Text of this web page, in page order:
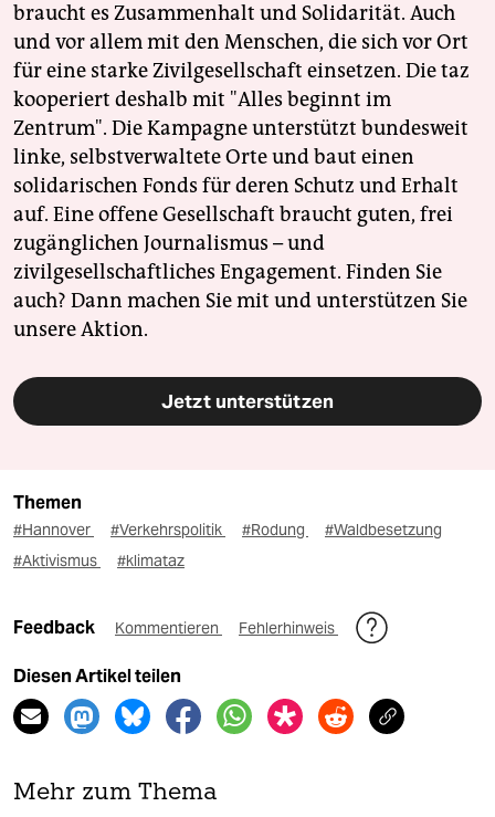
braucht es Zusammenhalt und Solidarität. Auch
und vor allem mit den Menschen, die sich vor Ort
für eine starke Zivilgesellschaft einsetzen. Die taz
kooperiert deshalb mit "Alles beginnt im
Zentrum". Die Kampagne unterstützt bundesweit
linke, selbstverwaltete Orte und baut einen
solidarischen Fonds für deren Schutz und Erhalt
auf. Eine offene Gesellschaft braucht guten, frei
zugänglichen Journalismus – und
zivilgesellschaftliches Engagement. Finden Sie
auch? Dann machen Sie mit und unterstützen Sie
unsere Aktion.
Jetzt unterstützen
Themen
#Hannover #Verkehrspolitik #Rodung
#Waldbesetzung
#Aktivismus
#klimataz
Feedback Kommentieren Fehlerhinweis
Diesen Artikel teilen
Mehr zum Thema